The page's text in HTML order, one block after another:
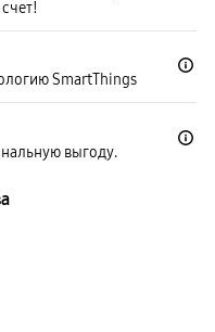
SmartThings
выгоду.